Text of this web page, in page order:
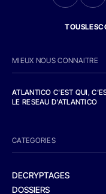
MIEUX NOUS CONNAITRE
ATLANTICO C'EST QUI,
LE RESEAU D'ATLANTICO
CATEGORIES
DECRYPTAGES
DOSSIERS